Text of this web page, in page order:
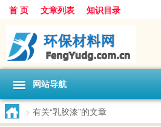
首 页 文章列表 知识目录
网站导航
> 有关“乳胶漆”的文章